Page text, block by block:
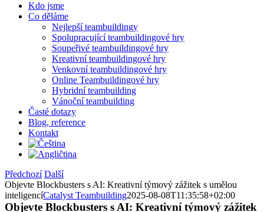
Kdo jsme
Co děláme
Nejlepší teambuildingy
Spolupracující teambuildingové hry
Soupeřivé teambuildingové hry
Kreativní teambuildingové hry
Venkovní teambuildingové hry
Online Teambuildingové hry
Hybridní teambuilding
Vánoční teambuilding
Časté dotazy
Blog, reference
Kontakt
Předchozí Další
Objevte Blockbusters s AI: Kreativní týmový zážitek s umělou
inteligencíCatalyst Teambuilding2025-08-08T11:35:58+02:00
Objevte Blockbusters s AI: Kreativní týmový zážitek